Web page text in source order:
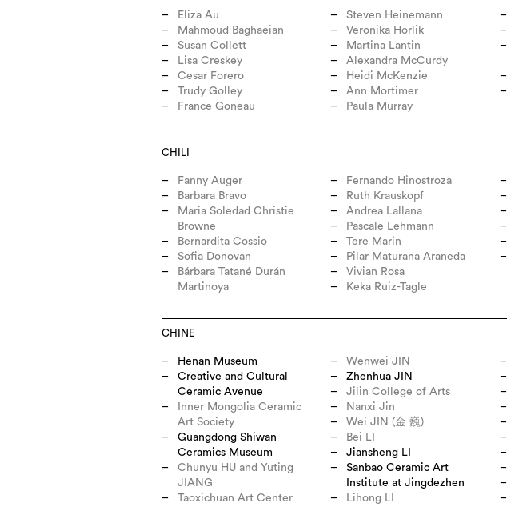
Eliza Au
Mahmoud Baghaeian
Susan Collett
Lisa Creskey
Cesar Forero
Trudy Golley
France Goneau
Steven Heinemann
Veronika Horlik
Martina Lantin
Alexandra McCurdy
Heidi McKenzie
Ann Mortimer
Paula Murray
CHILI
Fanny Auger
Barbara Bravo
Maria Soledad Christie
Browne
Bernardita Cossio
Sofia Donovan
Bárbara Tatané Durán
Martinoya
Fernando Hinostroza
Ruth Krauskopf
Andrea Lallana
Pascale Lehmann
Tere Marin
Pilar Maturana Araneda
Vivian Rosa
Keka Ruiz-Tagle
CHINE
Henan Museum
Creative and Cultural
Ceramic Avenue
Inner Mongolia Ceramic
Art Society
Guangdong Shiwan
Ceramics Museum
Chunyu HU and Yuting
JIANG
Taoxichuan Art Center
Wenwei JIN
Zhenhua JIN
Jilin College of Arts
Nanxi Jin
Wei JIN (金 巍)
Bei LI
Jiansheng LI
Sanbao Ceramic Art
Institute at Jingdezhen
Lihong LI